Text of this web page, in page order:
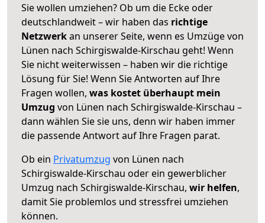
Sie wollen umziehen? Ob um die Ecke oder
deutschlandweit – wir haben das richtige
Netzwerkan unserer Seite, wenn es Umzüge von
Lünen nach Schirgiswalde-Kirschau geht! Wenn
Sie nicht weiterwissen – haben wir die richtige
Lösung für Sie! Wenn Sie Antworten auf Ihre
Fragen wollen, was kostet überhaupt mein
Umzug von Lünen nach Schirgiswalde-Kirschau –
dann wählen Sie sie uns, denn wir haben immer
die passende Antwort auf Ihre Fragen parat.
Ob ein Privatumzug von Lünen nach
Schirgiswalde-Kirschau oder ein gewerblicher
Umzug nach Schirgiswalde-Kirschau, wir helfen,
damit Sie problemlos und stressfrei umziehen
können.